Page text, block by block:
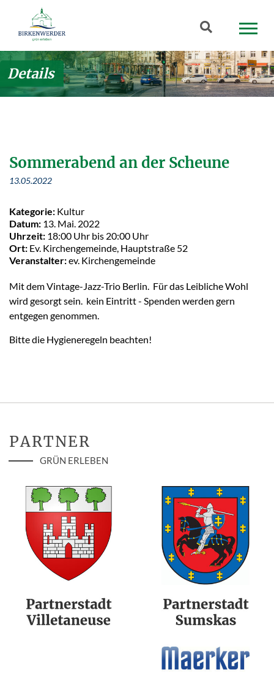
Zum Hauptinhalt springen
Suchbegriff
Details
Sommerabend an der Scheune
13.05.2022
Kategorie: Kultur
Datum: 13. Mai. 2022
Uhrzeit: 18:00 Uhr bis 20:00 Uhr
Ort: Ev. Kirchengemeinde, Hauptstraße 52
Veranstalter:ev. Kirchengemeinde
Mit dem Vintage-Jazz-Trio Berlin. Für das Leibliche Wohl
wird gesorgt sein. kein Eintritt - Spenden werden gern
entgegen genommen.
Bitte die Hygieneregeln beachten!
PARTNER
GRÜN ERLEBEN